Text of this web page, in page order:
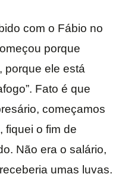
com o Fábio no
porque
porque ele está
Fato é que
começamos
fiquei o fim de
Não era o salário,
umas luvas.